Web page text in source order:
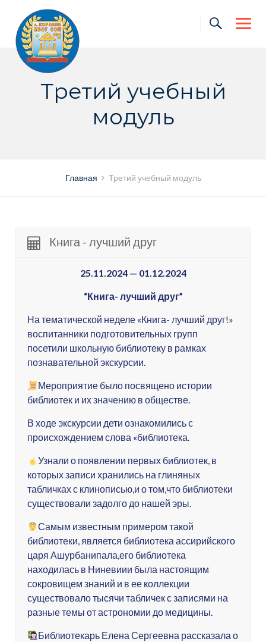
content
Третий учебный
модуль
Главная Третий учебный модуль
Книга - лучший друг
25.11.2024 — 01.12.2024
“Книга- лучший друг”
На тематической неделе «Книга- лучший друг!»
воспитанники подготовительных групп
посетили школьную библиотеку в рамках
познавательной экскурсии.
Мероприятие было посвящено истории
библиотек и их значению в обществе.
В ходе экскурсии дети ознакомились с
происхождением слова «библиотека.
Узнали о появлении первых библиотек, в
которых записи хранились на глиняных
табличках с клинописью,и о том,что библиотеки
существовали задолго до нашей эры.
Самым известным примером такой
библиотеки, является библиотека ассирийского
царя Ашурбанипала,его библиотека
находилась в Ниневиии была настоящим
сокровищем знаний и в ее коллекции
существовало тысячи табличек с записями на
разные темы от астрономии до медицины.
Библиотекарь Елена Сергеевна рассказала о